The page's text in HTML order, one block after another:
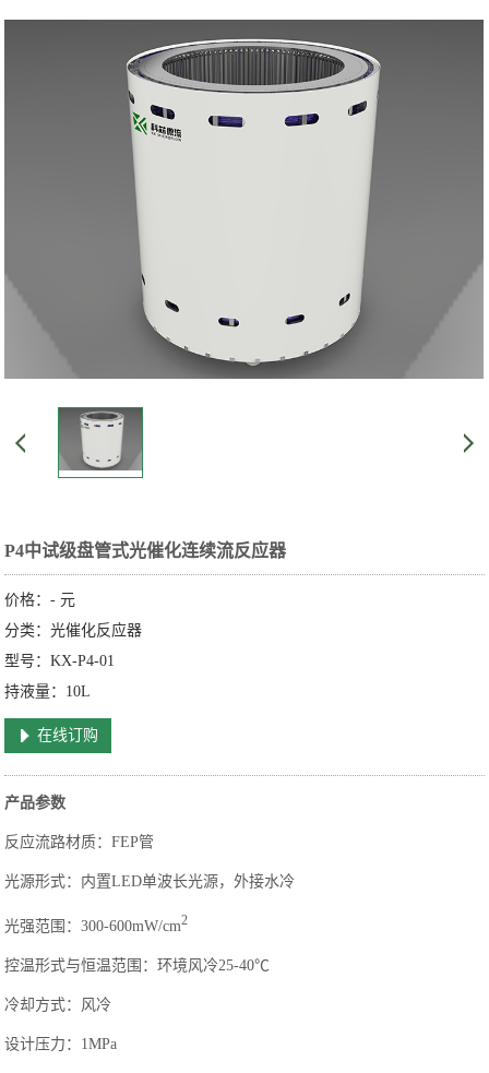
P4中试级盘管式光催化连续流反应器
价格：- 元
分类：光催化反应器
型号：KX-P4-01
持液量：10L
在线订购
产品参数
反应流路材质：FEP管
光源形式：内置LED单波长光源，外接水冷
光强范围：300-600mW/cm2
控温形式与恒温范围：环境风冷25-40℃
冷却方式：风冷
设计压力：1MPa